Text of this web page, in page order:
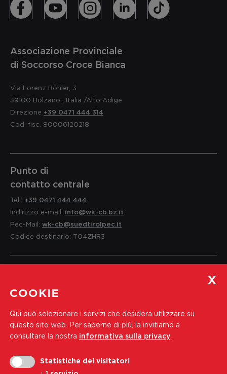
Associazione Provinciale
di Soccorso Croce Bianca
Via Lorenz Böhler, 3
39100 Bolzano Italia /Alto Adige
Direzione +39 0471 444 314
Cod. fisc. 80006120218
Punto di
contatto centrale
Tel.: +39 0471 444 444
Indirizzo e-mail: info@wk-cb.bz.it
Pec-Mail: wk-cb@suedtirolpec.it
Codice destinario: T04ZHR3
e informazioni
Tel.:
Iscriviti alla nostra newsletter
COOKIE
Qui può selezionare i servizi che desidera utilizzare su
questo sito web. Per saperne di più, la invitiamo a
consultare la nostra informativa sulla privacy
Statistiche dei visitatori